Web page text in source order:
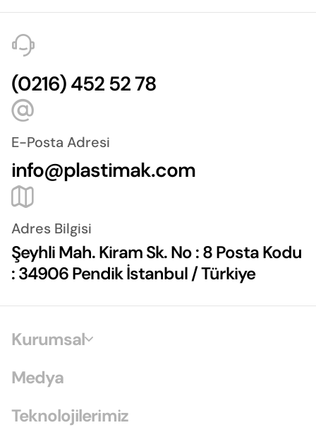
(0216) 452 52 78
E-Posta Adresi
info@plastimak.com
Adres Bilgisi
Şeyhli Mah. Kiram Sk. No : 8 Posta Kodu
: 34906 Pendik İstanbul / Türkiye
Kurumsal
Medya
Teknolojilerimiz